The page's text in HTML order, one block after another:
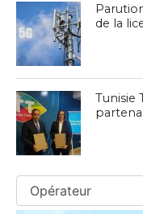
de la
Tunisie